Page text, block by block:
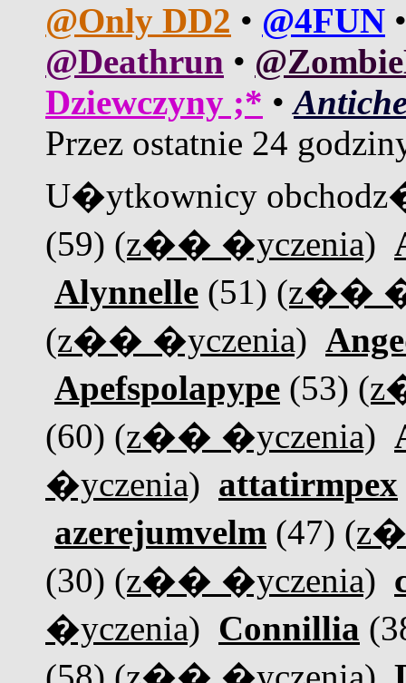
@Only DD2 • @4FUN
@Deathrun •
Dziewczyny ;* •
Przez ostatnie 24
U�ytkownicy
(59) (z�� �yczenia)
Alynnelle (51) (z��
(z�� �yczenia)
Apefspolapype (53)
(60) (z�� �yczenia)
�yczenia) attatirmpex
azerejumvelm (47)
(30) (z�� �yczenia)
�yczenia) Connillia